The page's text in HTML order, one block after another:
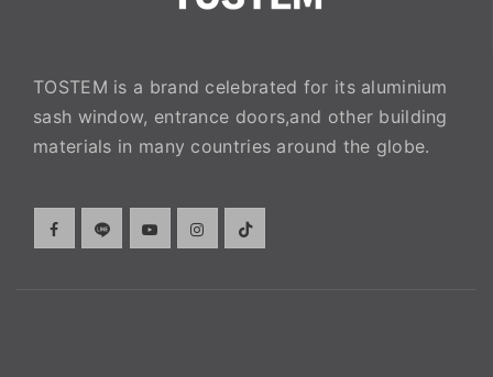
TOSTEM is a brand celebrated for its aluminium
sash window, entrance doors,and other building
materials in many countries around the globe.